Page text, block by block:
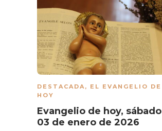
DESTACADA, EL EVANGELIO DE
HOY
Evangelio de hoy, sábado
03 de enero de 2026